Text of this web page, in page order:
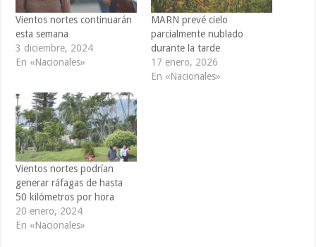
Vientos nortes continuarán
esta semana
3 diciembre, 2024
En «Nacionales»
MARN prevé cielo
parcialmente nublado
durante la tarde
17 enero, 2026
En «Nacionales»
Vientos nortes podrían
generar ráfagas de hasta
50 kilómetros por hora
20 enero, 2024
En «Nacionales»